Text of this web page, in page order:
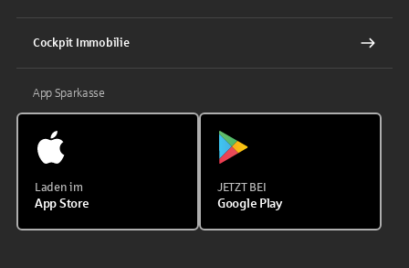
Cockpit Immobilie
App Sparkasse
Laden im
App Store
JETZT BEI
Google Play